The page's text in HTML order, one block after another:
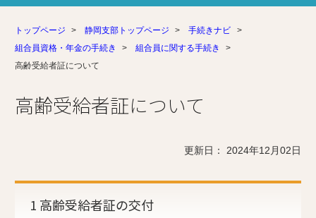
トップページ > 静岡支部トップページ > 手続きナビ
>
組合員資格・年金の手続き
> 組合員に関する手続き
>
高齢受給者証について
高齢受給者証について
更新日： 2024年12月02日
1 高齢受給者証の交付